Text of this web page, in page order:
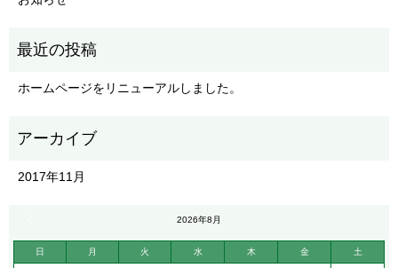
ホームページをリニューアルしました。
2017年11月
2026年8月
日 月 火 水 木 金 土